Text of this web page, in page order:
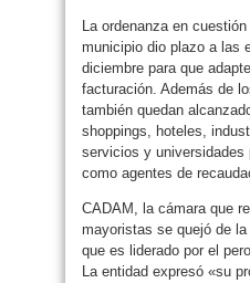
La ordenanza en cuestión
municipio dio plazo a las
diciembre para que
facturación. Además de
también quedan
shoppings, hoteles,
servicios y universidades
como agentes de
CADAM, la cámara que
mayoristas se quejó de
que es liderado por el
La entidad expresó «su